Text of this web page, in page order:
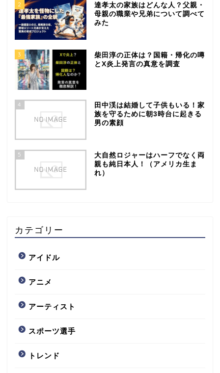
2
達孝太の家族はどんな人？父親・
母親の職業や兄弟について調べて
みた
3
柴田淳の正体は？国籍・帰化の噂
とX炎上発言の真意を調査
4
田中渓は結婚して子供もいる！家
族を守るために朝3時台に起きる
男の素顔
5
大自然ロジャーはハーフでなく両
親も純日本人！（アメリカ生ま
れ）
カテゴリー
アイドル
アニメ
アーティスト
スポーツ選手
トレンド